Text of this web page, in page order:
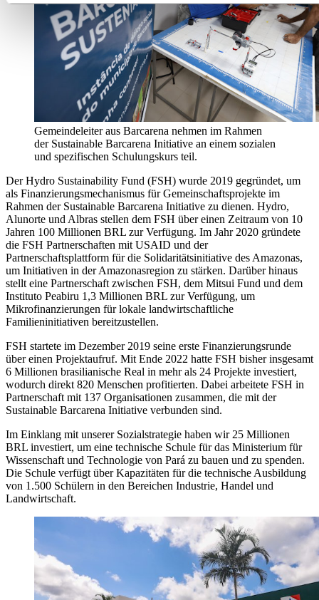
Gemeindeleiter aus Barcarena nehmen im Rahmen
der Sustainable Barcarena Initiative an einem sozialen
und spezifischen Schulungskurs teil.
Der Hydro Sustainability Fund (FSH) wurde 2019 gegründet, um
als Finanzierungsmechanismus für Gemeinschaftsprojekte im
Rahmen der Sustainable Barcarena Initiative zu dienen. Hydro,
Alunorte und Albras stellen dem FSH über einen Zeitraum von 10
Jahren 100 Millionen BRL zur Verfügung. Im Jahr 2020 gründete
die FSH Partnerschaften mit USAID und der
Partnerschaftsplattform für die Solidaritätsinitiative des Amazonas,
um Initiativen in der Amazonasregion zu stärken. Darüber hinaus
stellt eine Partnerschaft zwischen FSH, dem Mitsui Fund und dem
Instituto Peabiru 1,3 Millionen BRL zur Verfügung, um
Mikrofinanzierungen für lokale landwirtschaftliche
Familieninitiativen bereitzustellen.
FSH startete im Dezember 2019 seine erste Finanzierungsrunde
über einen Projektaufruf. Mit Ende 2022 hatte FSH bisher insgesamt
6 Millionen brasilianische Real in mehr als 24 Projekte investiert,
wodurch direkt 820 Menschen profitierten. Dabei arbeitete FSH in
Partnerschaft mit 137 Organisationen zusammen, die mit der
Sustainable Barcarena Initiative verbunden sind.
Im Einklang mit unserer Sozialstrategie haben wir 25 Millionen
BRL investiert, um eine technische Schule für das Ministerium für
Wissenschaft und Technologie von Pará zu bauen und zu spenden.
Die Schule verfügt über Kapazitäten für die technische Ausbildung
von 1.500 Schülern in den Bereichen Industrie, Handel und
Landwirtschaft.